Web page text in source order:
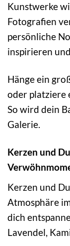
Kunstwerke
Fotografien
persönliche
inspirieren
Hänge ein
oder platziere
So wird dein
Galerie.
Kerzen und
Kerzen und
Atmosphäre
dich
Lavendel,